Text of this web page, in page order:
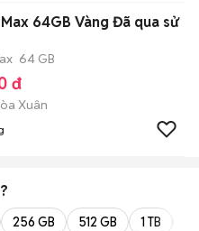
64GB Vàng Đã qua sử
64 GB
đ
Xuân
256 GB 512 GB 1 TB